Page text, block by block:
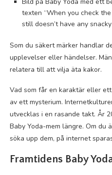
texten “When you check
still doesn’t have any snacky
Som du säkert märker handlar
upplevelser eller händelser.
relatera till att vilja äta kakor.
Vad som får en karaktär eller
av ett mysterium.
utvecklas i en rasande takt. År
Baby Yoda-mem längre. Om du
söka upp dem, på internet
Framtidens Baby